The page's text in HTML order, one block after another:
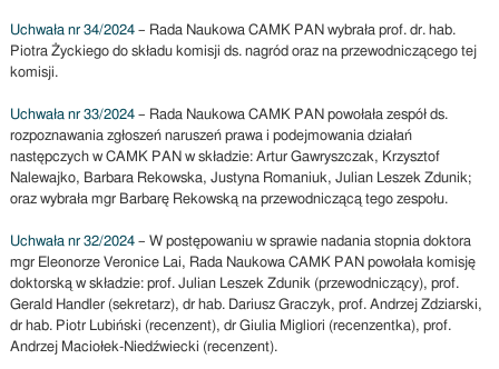
Uchwała nr 34/2024– Rada Naukowa CAMK PAN wybrała prof. dr. hab.
Piotra Życkiego do składu komisji ds. nagród oraz na przewodniczącego tej
komisji.
Uchwała nr 33/2024– Rada Naukowa CAMK PAN powołała zespół ds.
rozpoznawania zgłoszeń naruszeń prawa i podejmowania działań
następczych w CAMK PAN w składzie: Artur Gawryszczak, Krzysztof
Nalewajko, Barbara Rekowska, Justyna Romaniuk, Julian Leszek Zdunik;
oraz wybrała mgr Barbarę Rekowską na przewodniczącą tego zespołu.
Uchwała nr 32/2024– W postępowaniu w sprawie nadania stopnia doktora
mgr Eleonorze Veronice Lai, Rada Naukowa CAMK PAN powołała komisję
doktorską w składzie: prof. Julian Leszek Zdunik (przewodniczący), prof.
Gerald Handler (sekretarz), dr hab. Dariusz Graczyk, prof. Andrzej Zdziarski,
dr hab. Piotr Lubiński (recenzent), dr Giulia Migliori (recenzentka), prof.
Andrzej Maciołek-Niedźwiecki (recenzent).